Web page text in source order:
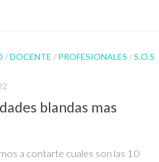
/DOCENTE / PROFESIONALES /S.O.S
blandas mas
a contarte cuales son las 10